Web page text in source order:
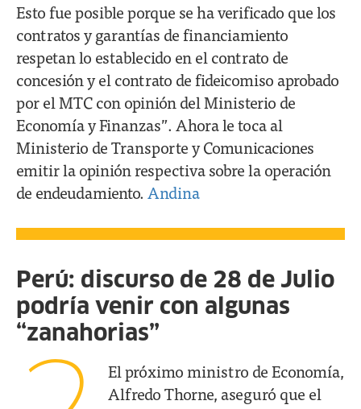
Esto fue posible porque se ha verificado que los
contratos y garantías de financiamiento
respetan lo establecido en el contrato de
concesión y el contrato de fideicomiso aprobado
por el MTC con opinión del Ministerio de
Economía y Finanzas”. Ahora le toca al
Ministerio de Transporte y Comunicaciones
emitir la opinión respectiva sobre la operación
de endeudamiento. Andina
Perú: discurso de 28 de Julio
podría venir con algunas
“zanahorias”
El próximo ministro de Economía,
Alfredo Thorne, aseguró que el